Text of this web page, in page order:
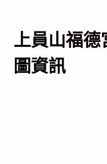
上員山福德
圖資訊